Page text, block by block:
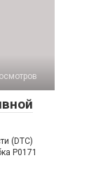
(DTC)
P0171